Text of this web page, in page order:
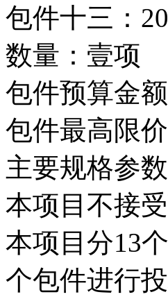
包件十三：
数量：壹项
包件预算金
包件最高限
主要规格参
本项目不接
本项目分13
个包件进行